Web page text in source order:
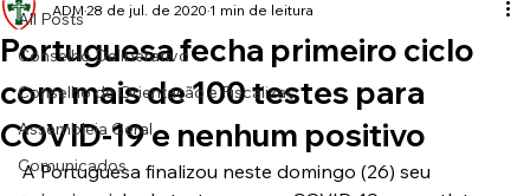
All Posts
Conselho Deliberativo
Conselho de Orientação e Fiscalizaç
Assembleia Geral
Comunicados
Portuguesa fecha primeiro ciclo
com mais de 100 testes para
COVID-19 e nenhum positivo
ADM 28 de jul. de 2020 1 min de leitura
A Portuguesa finalizou neste domingo (26) seu